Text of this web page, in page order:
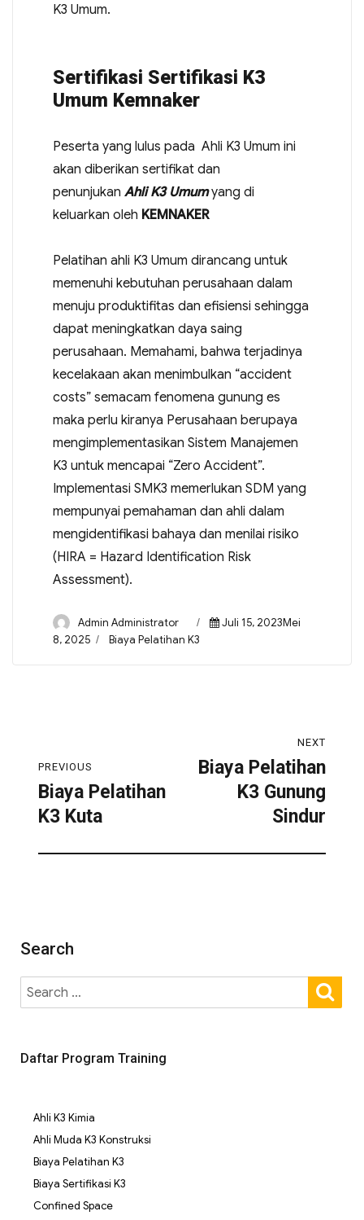
K3 Umum.
Sertifikasi Sertifikasi K3
Umum Kemnaker
Peserta yang lulus pada Ahli K3 Umum ini
akan diberikan sertifikat dan
penunjukan Ahli K3 Umumyang di
keluarkan oleh KEMNAKER
Pelatihan ahli K3 Umum dirancang untuk
memenuhi kebutuhan perusahaan dalam
menuju produktifitas dan efisiensi sehingga
dapat meningkatkan daya saing
perusahaan. Memahami, bahwa terjadinya
kecelakaan akan menimbulkan “accident
costs” semacam fenomena gunung es
maka perlu kiranya Perusahaan berupaya
mengimplementasikan Sistem Manajemen
K3 untuk mencapai “Zero Accident”.
Implementasi SMK3 memerlukan SDM yang
mempunyai pemahaman dan ahli dalam
mengidentifikasi bahaya dan menilai risiko
(HIRA = Hazard Identification Risk
Assessment).
Admin Administrator
Juli 15, 2023Mei
8, 2025
Biaya Pelatihan K3
PREVIOUS
Biaya Pelatihan
K3 Kuta
NEXT
Biaya Pelatihan
K3 Gunung
Sindur
Search
Daftar Program Training
Ahli K3 Kimia
Ahli Muda K3 Konstruksi
Biaya Pelatihan K3
Biaya Sertifikasi K3
Confined Space